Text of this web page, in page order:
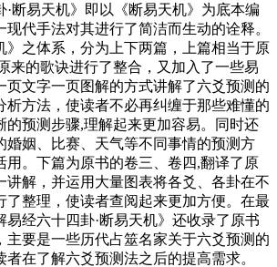
·断易天机》即以《断易天机》为底本编
代手法对其进行了简洁而生动的诠释。
》之体系，分为上下两篇，上篇相当于原
来的歌诀进行了整合，又加入了一些易
页文字一页图解的方式讲解了六爻预测的
析方法，使读者不必再纠缠于那些难懂的
的预测步骤,理解起来更加容易。同时还
婚姻、比赛、天气等不同事情的预测方
用。下篇为原书的卷三、卷四,翻译了原
讲解，并运用大量图表将各爻、各卦在不
了整理，使读者查阅起来更加方便。在最
易经六十四卦·断易天机》还收录了原书
主要是一些历代占筮名家关于六爻预测的
在了解六爻预测法之后的提高需求。